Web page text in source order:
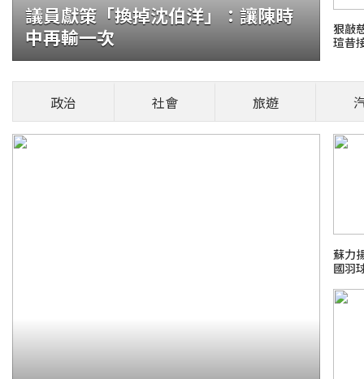
飛魚科技半年度業績
魚科技」或「公司」，股份代號：
經審計的盈利預警公告。期
議員獻策「換掉沈伯洋」：讓陳時
中再輸一次
狠敲
瑄昔
政治 社會 旅遊
蘇力
國羽